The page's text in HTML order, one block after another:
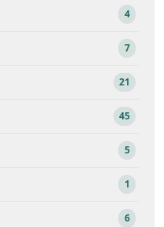
4
7
21
45
5
1
6